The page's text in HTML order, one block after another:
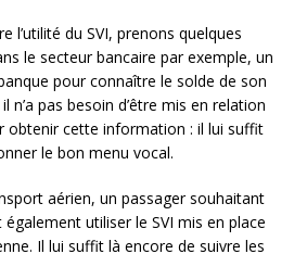
l’utilité du SVI, prenons quelques
le secteur bancaire par exemple, un
pour connaître le solde de son
il n’a pas besoin d’être mis en relation
obtenir cette information : il lui suffit
le bon menu vocal.
aérien, un passager souhaitant
utiliser le SVI mis en place
Il lui suffit là encore de suivre les